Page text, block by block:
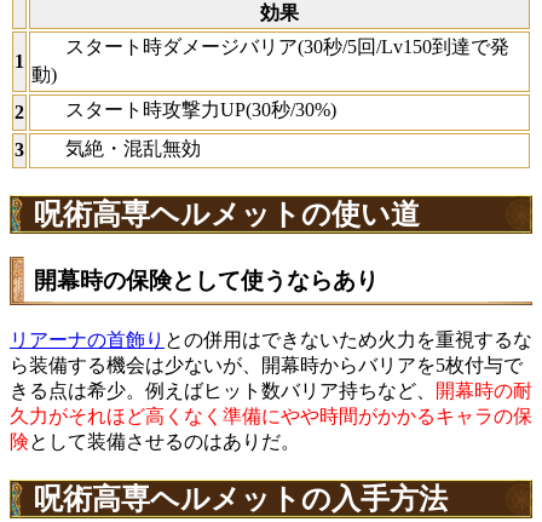
効果
1
スタート時ダメージバリア(30秒/5回/Lv150到達で発
動)
2
スタート時攻撃力UP(30秒/30%)
3
気絶・混乱無効
呪術高専ヘルメットの使い道
開幕時の保険として使うならあり
リアーナの首飾り との併用はできないため火力を重視するな
ら装備する機会は少ないが、開幕時からバリアを5枚付与で
きる点は希少。例えばヒット数バリア持ちなど、
開幕時の耐
久力がそれほど高くなく準備にやや時間がかかるキャラの保
険として装備させるのはありだ。
呪術高専ヘルメットの入手方法